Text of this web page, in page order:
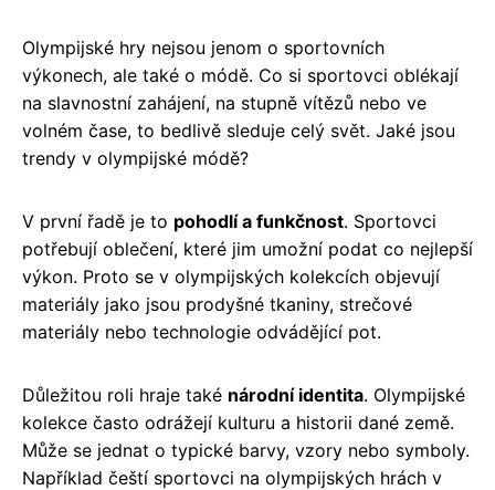
Olympijské hry nejsou jenom o sportovních
výkonech, ale také o módě. Co si sportovci oblékají
na slavnostní zahájení, na stupně vítězů nebo ve
volném čase, to bedlivě sleduje celý svět. Jaké jsou
trendy v olympijské módě?
V první řadě je to pohodlí a funkčnost. Sportovci
potřebují oblečení, které jim umožní podat co nejlepší
výkon. Proto se v olympijských kolekcích objevují
materiály jako jsou prodyšné tkaniny, strečové
materiály nebo technologie odvádějící pot.
Důležitou roli hraje také národní identita. Olympijské
kolekce často odrážejí kulturu a historii dané země.
Může se jednat o typické barvy, vzory nebo symboly.
Například čeští sportovci na olympijských hrách v